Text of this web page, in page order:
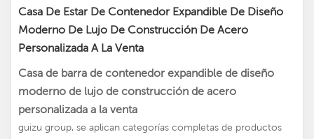
Casa De Estar De Contenedor Expandible De Diseño
Moderno De Lujo De Construcción De Acero
Personalizada A La Venta
Casa de barra de contenedor expandible de diseño
moderno de lujo de construcción de acero
personalizada a la venta
guizu group, se aplican categorías completas de productos